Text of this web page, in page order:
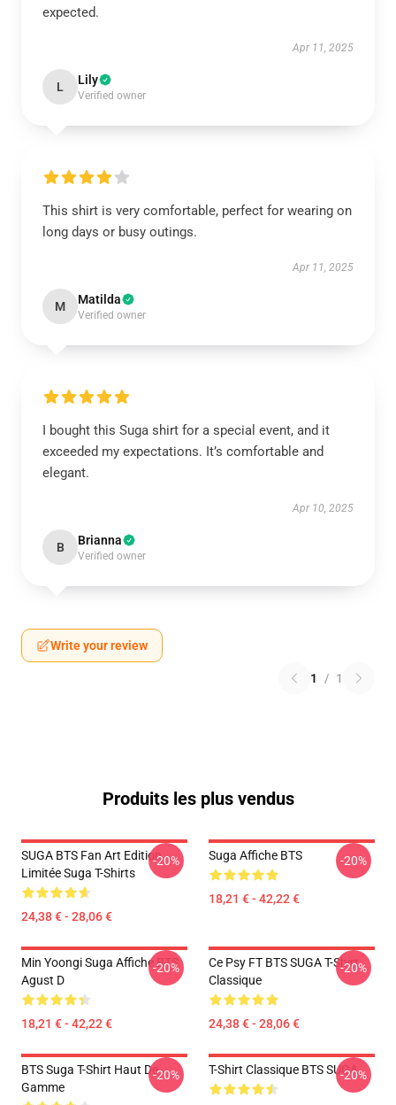
expected.
Apr 11, 2025
L Lily
Verified owner
This shirt is very comfortable, perfect for wearing on
long days or busy outings.
Apr 11, 2025
M Matilda
Verified owner
I bought this Suga shirt for a special event, and it
exceeded my expectations. It’s comfortable and
elegant.
Apr 10, 2025
B Brianna
Verified owner
Write your review
1 / 1
Produits les plus vendus
SUGA BTS Fan Art Edition
Limitée Suga T-Shirts
24,38 € - 28,06 €
-20% Suga Affiche BTS
18,21 € - 42,22 €
-20%
Min Yoongi Suga Affiche BTS
Agust D
18,21 € - 42,22 €
-20%
Ce Psy FT BTS SUGA T-Shirt
Classique
24,38 € - 28,06 €
-20%
BTS Suga T-Shirt Haut De
Gamme
-20% T-Shirt Classique BTS SUGA
-20%